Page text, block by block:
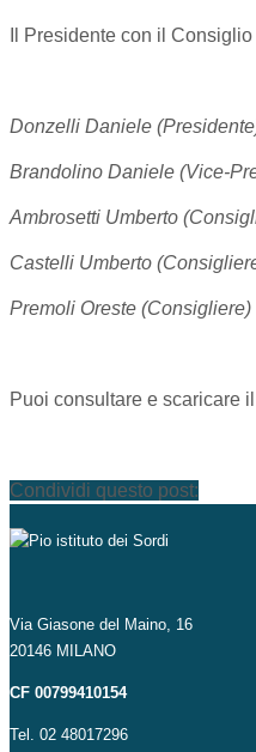
Il Presidente con il
Donzelli Daniele
Brandolino Daniele (Vice-
Ambrosetti Umberto
Castelli Umberto
Premoli Oreste (Consigliere)
Puoi consultare e scaricare
Condividi questo post:
Via Giasone del Maino, 16
20146 MILANO
CF 00799410154
Tel. 02 48017296